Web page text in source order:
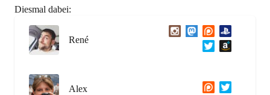
Diesmal dabei:
René
Alex